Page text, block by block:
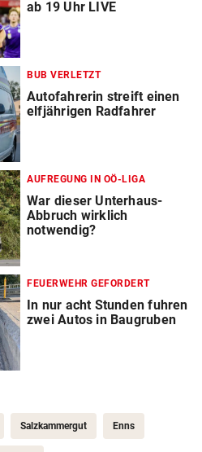
ab 19 Uhr LIVE
BUB VERLETZT
Autofahrerin streift einen
elfjährigen Radfahrer
AUFREGUNG IN OÖ-LIGA
War dieser Unterhaus-
Abbruch wirklich
notwendig?
FEUERWEHR GEFORDERT
In nur acht Stunden fuhren
zwei Autos in Baugruben
Salzkammergut Enns